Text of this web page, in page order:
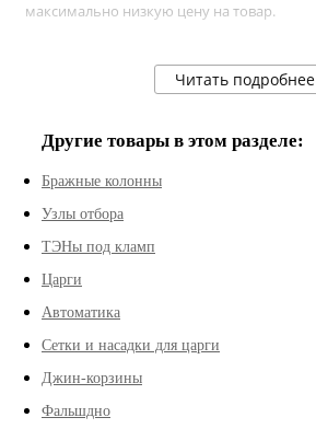
максимально низкую цену на товар.
Читать подробнее
Другие товары в этом разделе:
Бражные колонны
Узлы отбора
ТЭНы под кламп
Царги
Автоматика
Сетки и насадки для царги
Джин-корзины
Фальшдно